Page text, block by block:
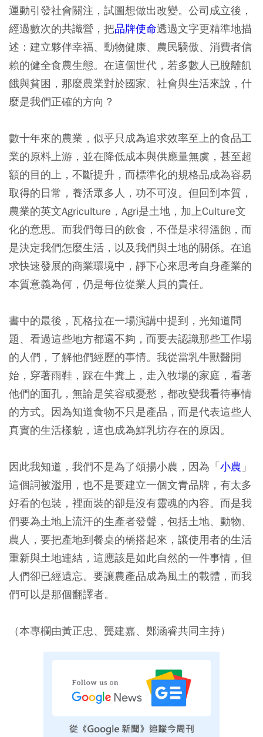
運動引發社會關注，試圖想做出改變。公司成立後，
經過數次的共識營，把品牌使命透過文字更精準地描
述：建立夥伴幸福、動物健康、農民驕傲、消費者信
賴的健全食農生態。在這個世代，若多數人已脫離飢
餓與貧困，那麼農業對於國家、社會與生活來說，什
麼是我們正確的方向？
數十年來的農業，似乎只成為追求效率至上的食品工
業的原料上游，並在降低成本與供應量無虞，甚至超
額的目的上，不斷提升，而標準化的規格品成為容易
取得的日常，養活眾多人，功不可沒。但回到本質，
農業的英文Agriculture，Agri是土地，加上Culture文
化的意思。而我們每日的飲食，不僅是求得溫飽，而
是決定我們怎麼生活，以及我們與土地的關係。在追
求快速發展的商業環境中，靜下心來思考自身產業的
本質意義為何，仍是每位從業人員的責任。
書中的最後，瓦格拉在一場演講中提到，光知道問
題、看過這些地方都還不夠，而要去認識那些工作場
的人們，了解他們經歷的事情。我從當乳牛獸醫開
始，穿著雨鞋，踩在牛糞上，走入牧場的家庭，看著
他們的面孔，無論是笑容或憂愁，都改變我看待事情
的方式。因為知道食物不只是產品，而是代表這些人
真實的生活樣貌，這也成為鮮乳坊存在的原因。
因此我知道，我們不是為了頌揚小農，因為「小農 」
這個詞被濫用，也不是要建立一個文青品牌，有太多
好看的包裝，裡面裝的卻是沒有靈魂的內容。而是我
們要為土地上流汗的生產者發聲，包括土地、動物、
農人，要把產地到餐桌的橋搭起來，讓使用者的生活
重新與土地連結，這應該是如此自然的一件事情，但
人們卻已經遺忘。要讓農產品成為風土的載體，而我
們可以是那個翻譯者。
（本專欄由黃正忠、龔建嘉、鄭涵睿共同主持）